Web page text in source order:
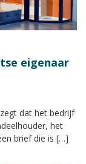
eigenaar
dat het bedrijf
het
brief die is […]